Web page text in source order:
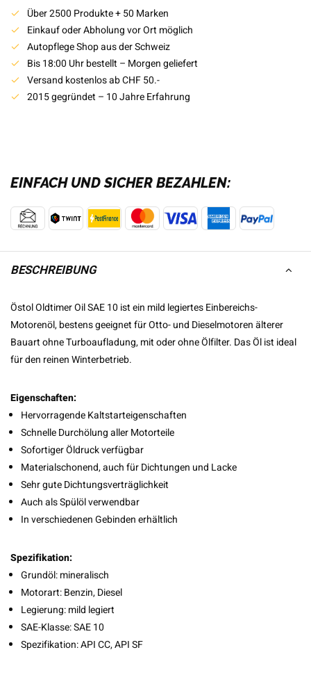
Über 2500 Produkte + 50 Marken
Einkauf oder Abholung vor Ort möglich
Autopflege Shop aus der Schweiz
Bis 18:00 Uhr bestellt – Morgen geliefert
Versand kostenlos ab CHF 50.-
2015 gegründet – 10 Jahre Erfahrung
EINFACH UND SICHER BEZAHLEN:
BESCHREIBUNG
Östol Oldtimer Oil SAE 10 ist ein mild legiertes Einbereichs-
Motorenöl, bestens geeignet für Otto- und Dieselmotoren älterer
Bauart ohne Turboaufladung, mit oder ohne Ölfilter. Das Öl ist ideal
für den reinen Winterbetrieb.
Eigenschaften:
Hervorragende Kaltstarteigenschaften
Schnelle Durchölung aller Motorteile
Sofortiger Öldruck verfügbar
Materialschonend, auch für Dichtungen und Lacke
Sehr gute Dichtungsverträglichkeit
Auch als Spülöl verwendbar
In verschiedenen Gebinden erhältlich
Spezifikation:
Grundöl: mineralisch
Motorart: Benzin, Diesel
Legierung: mild legiert
SAE-Klasse: SAE 10
Spezifikation: API CC, API SF